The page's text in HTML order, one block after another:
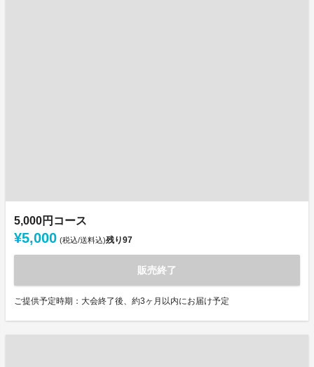
5,000円コース
¥5,000 (税込/送料込)残り97
販売終了
ご提供予定時期：大会終了後、約3ヶ月以内にお届け予定